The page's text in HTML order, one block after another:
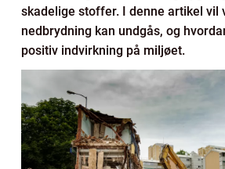
skadelige stoffer. I denne artikel vil
nedbrydning kan undgås, og
positiv indvirkning på miljøet.